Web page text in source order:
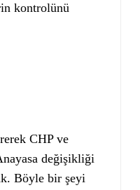
kontrolünü
CHP ve
değişikliği
Böyle bir şeyi